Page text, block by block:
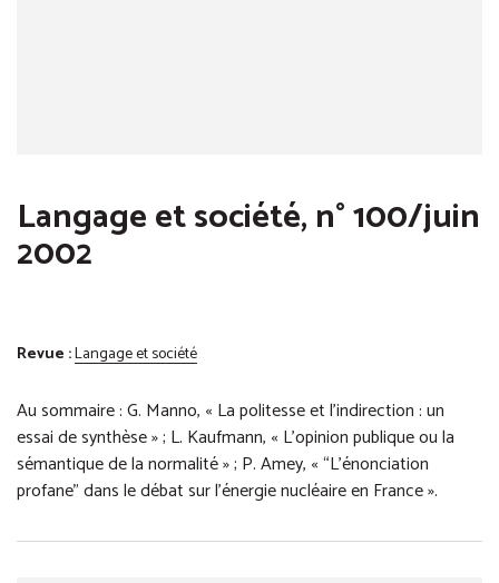
Langage et société, n° 100/juin
2002
Revue :Langage et société
Au sommaire : G. Manno, « La politesse et l’indirection : un
essai de synthèse » ; L. Kaufmann, « L’opinion publique ou la
sémantique de la normalité » ; P. Amey, « “L’énonciation
profane” dans le débat sur l’énergie nucléaire en France ».